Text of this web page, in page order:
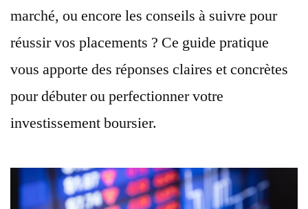
marché, ou encore les conseils à suivre pour
réussir vos placements ? Ce guide pratique
vous apporte des réponses claires et concrètes
pour débuter ou perfectionner votre
investissement boursier.